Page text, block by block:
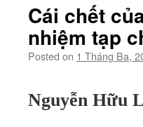
Cái chết
nhiệm tạp
Posted on 1 Tháng Ba,
Nguyễn Hữu